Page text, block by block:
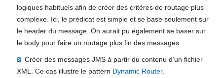
logiques habituels afin de créer des critères de routage plus
complexe. Ici, le prédicat est simple et se base seulement sur
le header du message. On aurait pu également se baser sur
le body pour faire un routage plus fin des messages.
Créer des messages JMS à partir du contenu d’un fichier
XML. Ce cas illustre le pattern Dynamic Router.